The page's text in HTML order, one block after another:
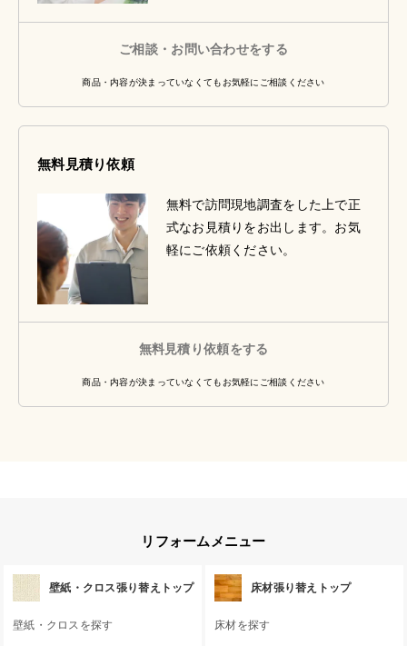
ご相談・お問い合わせをする
商品・内容が決まっていなくてもお気軽にご相談ください
無料見積り依頼
無料で訪問現地調査をした上で正
式なお見積りをお出します。お気
軽にご依頼ください。
無料見積り依頼をする
商品・内容が決まっていなくてもお気軽にご相談ください
リフォームメニュー
壁紙・クロス張り替えトップ
壁紙・クロスを探す
床材張り替えトップ
床材を探す